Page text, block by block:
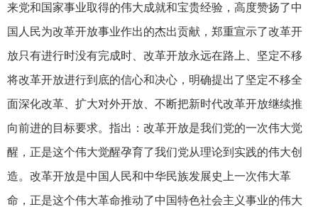
来党和国家事业取得的伟大成就和宝贵经验，高度赞扬了中
国人民为改革开放事业作出的杰出贡献，郑重宣示了改革开
放只有进行时没有完成时、改革开放永远在路上、坚定不移
将改革开放进行到底的信心和决心，明确提出了坚定不移全
面深化改革、扩大对外开放、不断把新时代改革开放继续推
向前进的目标要求。指出：改革开放是我们党的一次伟大觉
醒，正是这个伟大觉醒孕育了我们党从理论到实践的伟大创
造。改革开放是中国人民和中华民族发展史上一次伟大革
命，正是这个伟大革命推动了中国特色社会主义事业的伟大